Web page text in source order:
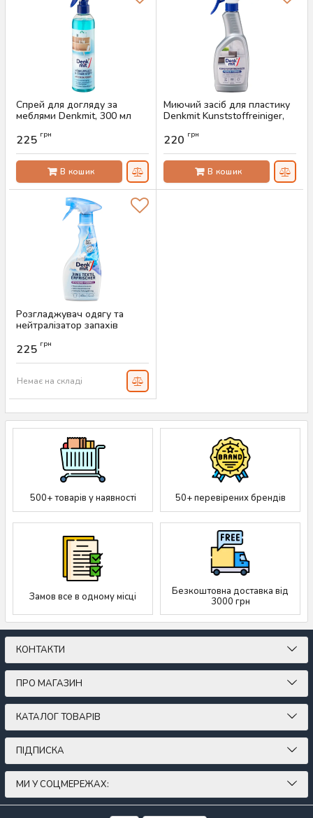
Спрей для догляду за
меблями Denkmit, 300 мл
225 грн
В кошик
Миючий засіб для пластику
Denkmit Kunststoffreiniger,
Артикул:
220 грн
В кошик
Розгладжувач одягу та
нейтралізатор запахів
500 мл
Артикул:AS-00694
225 грн
Немає на складі
500+ товарів у наявності 50+ перевірених брендів
Замов все в одному місці
Безкоштовна доставка від
3000 грн
КОНТАКТИ
ПРО МАГАЗИН
КАТАЛОГ ТОВАРІВ
ПІДПИСКА
МИ У СОЦМЕРЕЖАХ: